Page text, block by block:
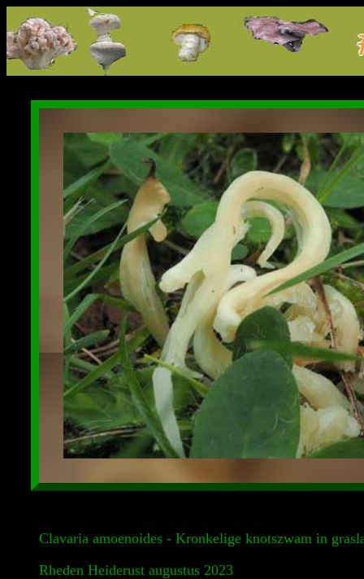
Clavaria amoenoides - Kronkelige knotszwam in
Rheden Heiderust augustus 2023